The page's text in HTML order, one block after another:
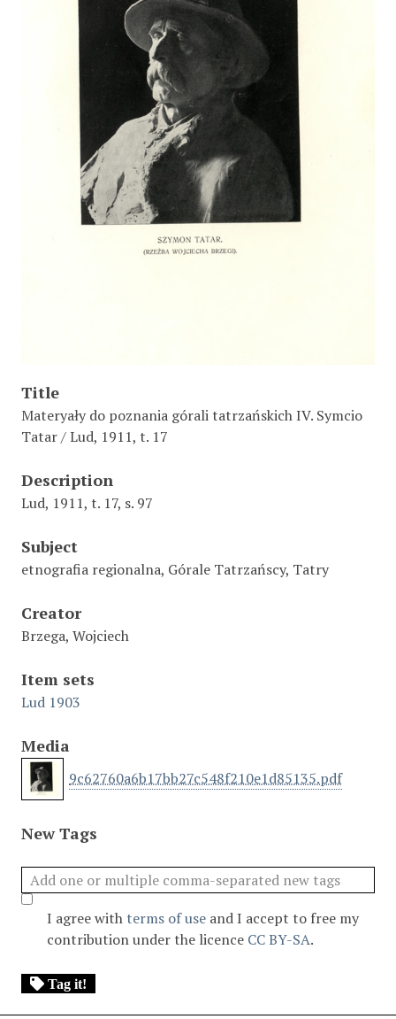
Title
Materyały do poznania górali tatrzańskich IV. Symcio
Tatar / Lud, 1911, t. 17
Description
Lud, 1911, t. 17, s. 97
Subject
etnografia regionalna, Górale Tatrzańscy, Tatry
Creator
Brzega, Wojciech
Item sets
Lud 1903
Media
9c62760a6b17bb27c548f210e1d85135.pdf
New Tags
I agree with terms of use and I accept to free my
contribution under the licence CC BY-SA.
Tag it!